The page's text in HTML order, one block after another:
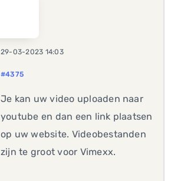
29-03-2023 14:03
#4375
Je kan uw video uploaden naar
youtube en dan een link plaatsen
op uw website. Videobestanden
zijn te groot voor Vimexx.